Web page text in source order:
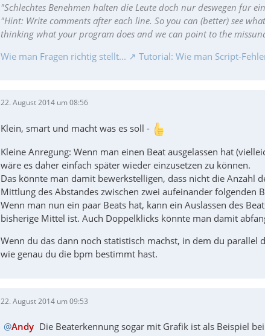
"Schlechtes Benehmen halten die Leute doch nur deswegen für
"Hint: Write comments after each line. So you can (better) see
thinking what your program does and we can point to the
Wie man Fragen richtig stellt...
Tutorial: Wie man Script-
22. August 2014 um 08:56
Klein, smart und macht was es soll -
Kleine Anregung: Wenn man einen Beat ausgelassen hat
wäre es daher einfach später wieder einzusetzen zu können.
Das könnte man damit bewerkstelligen, dass nicht die Anzahl
Mittlung des Abstandes zwischen zwei aufeinander folgenden
Wenn man nun ein paar Beats hat, kann ein Auslassen des
bisherige Mittel ist. Auch Doppelklicks könnte man damit
Wenn du das dann noch statistisch machst, in dem du
wie genau du die bpm bestimmt hast.
22. August 2014 um 09:53
Andy Die Beaterkennung sogar mit Grafik ist als Beispiel bei